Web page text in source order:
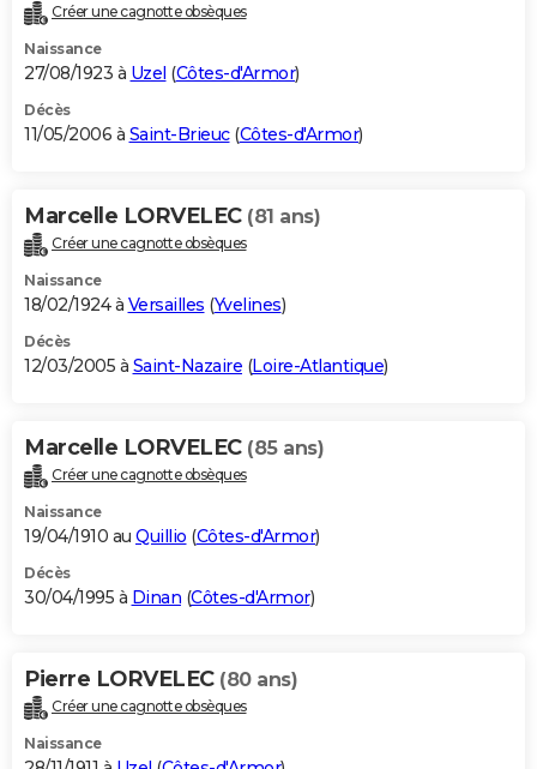
Créer une cagnotte obsèques
Naissance
27/08/1923 à Uzel (Côtes-d'Armor)
Décès
11/05/2006 à Saint-Brieuc(Côtes-d'Armor)
Marcelle LORVELEC (81 ans)
Créer une cagnotte obsèques
Naissance
18/02/1924 à Versailles (Yvelines)
Décès
12/03/2005 à Saint-Nazaire (Loire-Atlantique)
Marcelle LORVELEC (85 ans)
Créer une cagnotte obsèques
Naissance
19/04/1910 au Quillio (Côtes-d'Armor)
Décès
30/04/1995 à Dinan (Côtes-d'Armor)
Pierre LORVELEC (80 ans)
Créer une cagnotte obsèques
Naissance